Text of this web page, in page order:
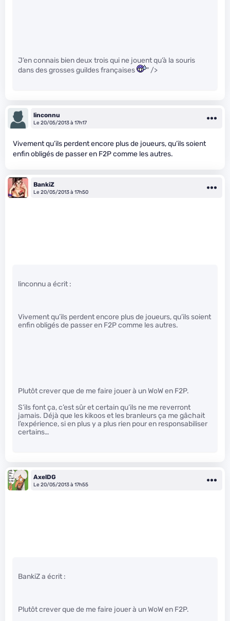
J’en connais bien deux trois qui ne jouent qu’à la souris
dans des grosses guildes françaises
" />
linconnu
Le 20/05/2013 à 17h17
Vivement qu’ils perdent encore plus de joueurs, qu’ils soient
enfin obligés de passer en F2P comme les autres.
BankiZ
Le 20/05/2013 à 17h50
linconnu a écrit :
Vivement qu’ils perdent encore plus de joueurs, qu’ils soient
enfin obligés de passer en F2P comme les autres.
Plutôt crever que de me faire jouer à un WoW en F2P.
S’ils font ça, c’est sûr et certain qu’ils ne me reverront
jamais. Déjà que les kikoos et les branleurs ça me gâchait
l’expérience, si en plus y a plus rien pour en responsabiliser
certains…
AxelDG
Le 20/05/2013 à 17h55
BankiZ a écrit :
Plutôt crever que de me faire jouer à un WoW en F2P.